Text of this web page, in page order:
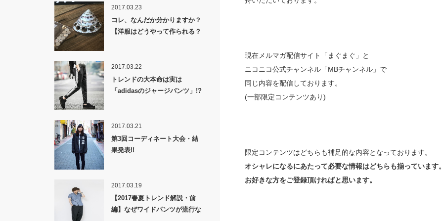
現在メルマガ配信サイト「まぐまぐ」と
ニコニコ公式チャンネル「MBチャンネル」で
同じ内容を配信しております。
(一部限定コンテンツあり)
限定コンテンツはどちらも補足的な内容となっております。
オシャレになるにあたって必要な情報はどちらも揃っています
お好きな方をご登録頂ければと思います。
2017.03.23
コレ、なんだか分かりますか？
【洋服はどうやって作られる？
2017.03.22
トレンドの大本命は実は
「adidasのジャージパンツ」!?
2017.03.21
第3回コーディネート大会・結
果発表!!
2017.03.19
【2017春夏トレンド解説・前
編】なぜワイドパンツが流行な